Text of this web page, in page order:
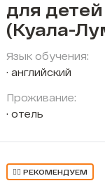
для
(Куала-
Язык обучения:
английский
Проживание:
отель
👍🏼 РЕКОМЕНДУЕМ